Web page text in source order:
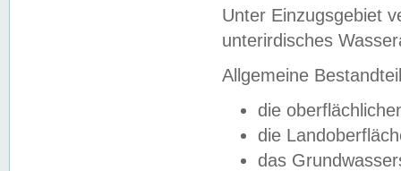
Unter Einzugsgebiet
unterirdisches
Allgemeine
die
die
das